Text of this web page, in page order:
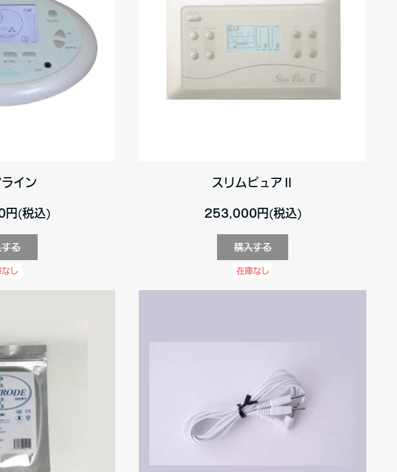
ライン
(税込)
る
なし
スリムピュアⅡ
253,000円(税込)
購入する
在庫なし